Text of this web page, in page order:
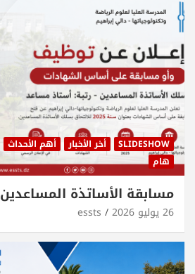
SLIDESHOW أخر الأخبار أهم الأحداث
هام
مسابقة الأساتذة المساعدين 2025
26 يوليو 2026 essts